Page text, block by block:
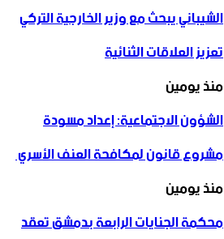
الشيباني يبحث مع وزير الخارجية التركي
تعزيز العلاقات الثنائية
منذ يومين
الشؤون الاجتماعية: إعداد مسودة
مشروع قانون لمكافحة العنف الأسري ‏
منذ يومين
محكمة الجنايات الرابعة بدمشق تعقد